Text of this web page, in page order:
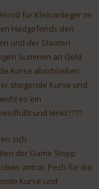
für Kleinanleger im
Hedgefonds den
und der Staaten
Summen an Geld
Kurse abschließen.
steigende Kurse und
es ein
und lenkt????
sich
der Game Stopp
antrat. Pech für die
Kurse und